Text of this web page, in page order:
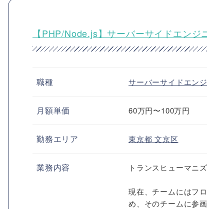
【PHP/Node.js】サーバーサイドエン
職種 サーバーサイドエン
月額単価 60万円〜100万円
勤務エリア 東京都文京区
業務内容 トランスヒューマニ
現在、チームにはフ
め、そのチームに参